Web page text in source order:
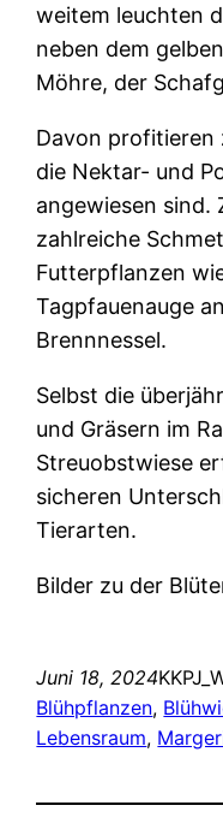
weitem leuchten
neben dem
Möhre, der
Davon profitieren
die Nektar- und
angewiesen sind.
zahlreiche
Futterpflanzen
Tagpfauenauge
Brennnessel.
Selbst die
und Gräsern im
Streuobstwiese
sicheren
Tierarten.
Bilder zu der
Juni 18, 2024
Blühpflanzen,
Lebensraum,